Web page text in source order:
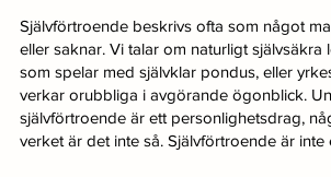
Självförtroende beskrivs ofta som något
eller saknar. Vi talar om naturligt självsäkra
som spelar med självklar pondus, eller
verkar orubbliga i avgörande ögonblick.
självförtroende är ett personlighetsdrag,
verket är det inte så. Självförtroende är inte